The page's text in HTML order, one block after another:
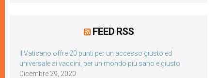
FEED RSS
Il Vaticano offre 20 punti per un accesso giusto ed
universale ai vaccini, per un mondo più sano e giusto
Dicembre 29, 2020